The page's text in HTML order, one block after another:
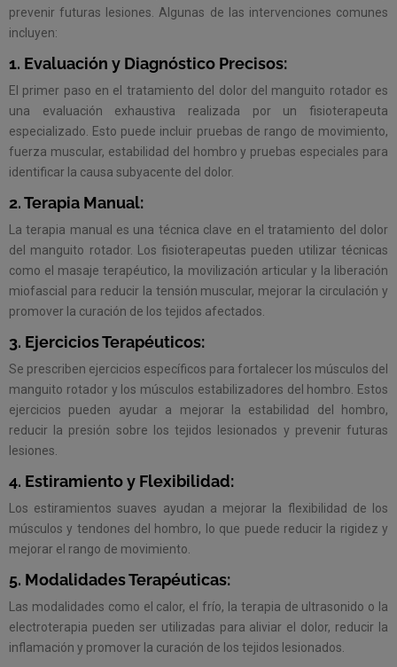
prevenir futuras lesiones. Algunas de las intervenciones comunes
incluyen:
1. Evaluación y Diagnóstico Precisos:
El primer paso en el tratamiento del dolor del manguito rotador es
una evaluación exhaustiva realizada por un fisioterapeuta
especializado. Esto puede incluir pruebas de rango de movimiento,
fuerza muscular, estabilidad del hombro y pruebas especiales para
identificar la causa subyacente del dolor.
2. Terapia Manual:
La terapia manual es una técnica clave en el tratamiento del dolor
del manguito rotador. Los fisioterapeutas pueden utilizar técnicas
como el masaje terapéutico, la movilización articular y la liberación
miofascial para reducir la tensión muscular, mejorar la circulación y
promover la curación de los tejidos afectados.
3. Ejercicios Terapéuticos:
Se prescriben ejercicios específicos para fortalecer los músculos del
manguito rotador y los músculos estabilizadores del hombro. Estos
ejercicios pueden ayudar a mejorar la estabilidad del hombro,
reducir la presión sobre los tejidos lesionados y prevenir futuras
lesiones.
4. Estiramiento y Flexibilidad:
Los estiramientos suaves ayudan a mejorar la flexibilidad de los
músculos y tendones del hombro, lo que puede reducir la rigidez y
mejorar el rango de movimiento.
5. Modalidades Terapéuticas:
Las modalidades como el calor, el frío, la terapia de ultrasonido o la
electroterapia pueden ser utilizadas para aliviar el dolor, reducir la
inflamación y promover la curación de los tejidos lesionados.